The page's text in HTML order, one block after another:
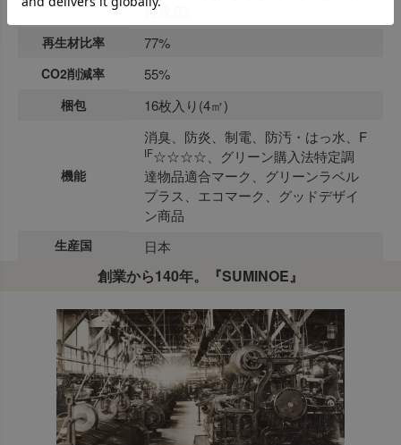
合成底)
再生材比率 77%
CO2削減率 55%
梱包 16枚入り(4㎡)
機能
消臭、防炎、制電、防汚・はっ水、F
IF☆☆☆☆、グリーン購入法特定調
達物品適合マーク、グリーンラベル
プラス、エコマーク、グッドデザイ
ン商品
生産国 日本
創業から140年。『SUMINOE』